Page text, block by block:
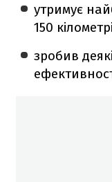
утримує
150
зробив